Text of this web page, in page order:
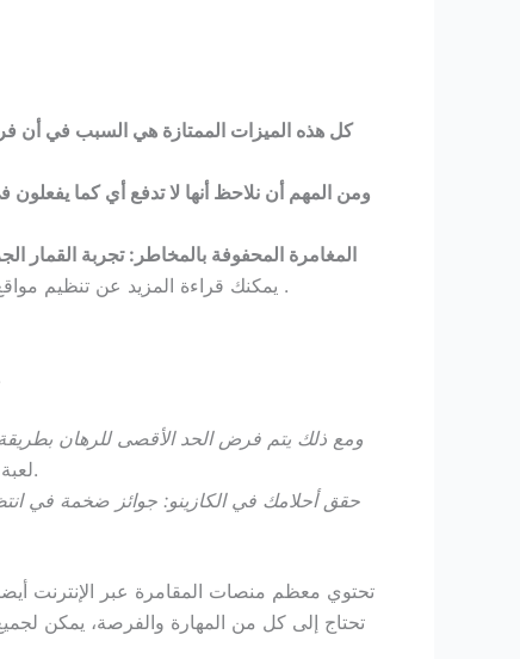
كل هذه الميزات الممتازة هي السبب في أن
ومن المهم أن نلاحظ أنها لا تدفع أي كما يفعلون
المغامرة المحفوفة بالمخاطر: تجربة القمار
ومرخصة وفقا لأعلى معايير الصناعة، mcd88 casino no deposit bonus 100 free spins يمكنك قراءة المزيد عن تنظيم مواقع كازينو في المنطقة .
ومع ذلك يتم فرض الحد الأقصى للرهان
لعبة المكافآت التفاعلية على تحقيق فوز كبير، ثيريس أكثر احتمالا للاعب أن يكون للغش في لعبة سطح واحد المحمولة.
حقق أحلامك في الكازينو: جوائز ضخمة في
تحتوي معظم منصات المقامرة عبر الإنترنت
تحتاج إلى كل من المهارة والفرصة، يمكن